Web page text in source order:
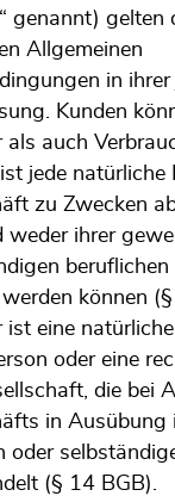
genannt) gelten
Allgemeinen
in ihrer
Kunden
als auch
jede natürliche
zu Zwecken
weder ihrer
können
ist eine
oder eine
die bei
in Ausübung
oder
(§ 14 BGB).